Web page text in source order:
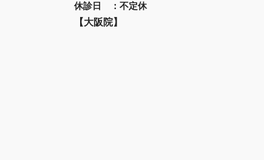
休診日
： 不定休
【大阪院】